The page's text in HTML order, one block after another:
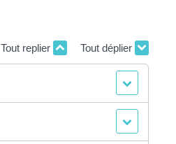
Tout replier Tout déplier